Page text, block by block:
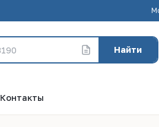
Найти
Контакты